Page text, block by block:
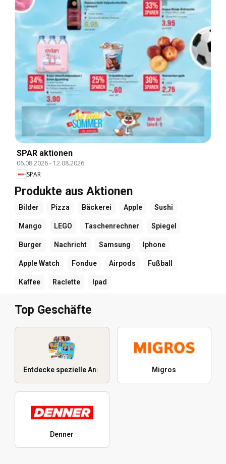
SPAR aktionen
06.08.2026- 12.08.2026
SPAR
Produkte aus Aktionen
Bilder Pizza Bäckerei Apple Sushi
Mango LEGO Taschenrechner Spiegel
Burger Nachricht Samsung Iphone
Apple Watch Fondue Airpods Fußball
Kaffee Raclette Ipad
Top Geschäfte
Entdecke spezielle Angebote Migros
Denner